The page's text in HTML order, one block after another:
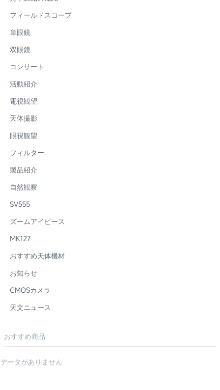
フィールドスコープ
単眼鏡
双眼鏡
コンサート
活動紹介
電視観望
天体撮影
眼視観望
フィルター
製品紹介
自然観察
SV555
ズームアイピース
MK127
おすすめ天体機材
お知らせ
CMOSカメラ
天文ニュース
おすすめ商品
データがありません